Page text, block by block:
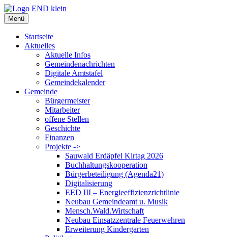
Zum
Inhalt
springen
Menü
Startseite
Aktuelles
Aktuelle Infos
Gemeindenachrichten
Digitale Amtstafel
Gemeindekalender
Gemeinde
Bürgermeister
Mitarbeiter
offene Stellen
Geschichte
Finanzen
Projekte ->
Sauwald Erdäpfel Kirtag 2026
Buchhaltungskooperation
Bürgerbeteiligung (Agenda21)
Digitalisierung
EED III – Energieeffizienzrichtlinie
Neubau Gemeindeamt u. Musik
Mensch.Wald.Wirtschaft
Neubau Einsatzzentrale Feuerwehren
Erweiterung Kindergarten